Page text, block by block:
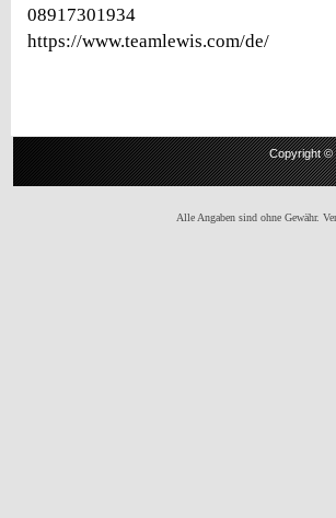
08917301934
https://www.teamlewis.com/de/
Copyright ©
Alle Angaben sind ohne Gewähr.